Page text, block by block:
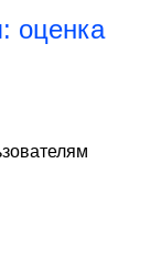
оценка